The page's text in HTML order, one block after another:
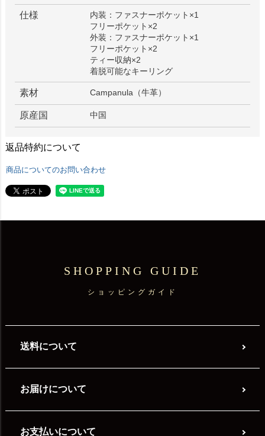
仕様
内装：ファスナーポケット×1
フリーポケット×2
外装：ファスナーポケット×1
フリーポケット×2
ティー収納×2
着脱可能なキーリング
素材 Campanula（牛革）
原産国 中国
返品特約について
商品についてのお問い合わせ
SHOPPING GUIDE
ショッピングガイド
送料について
お届けについて
お支払いについて